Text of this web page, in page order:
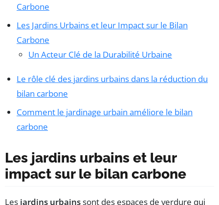
Carbone
Les Jardins Urbains et leur Impact sur le Bilan
Carbone
Un Acteur Clé de la Durabilité Urbaine
Le rôle clé des jardins urbains dans la réduction du
bilan carbone
Comment le jardinage urbain améliore le bilan
carbone
Les jardins urbains et leur
impact sur le bilan carbone
Les jardins urbainssont des espaces de verdure qui